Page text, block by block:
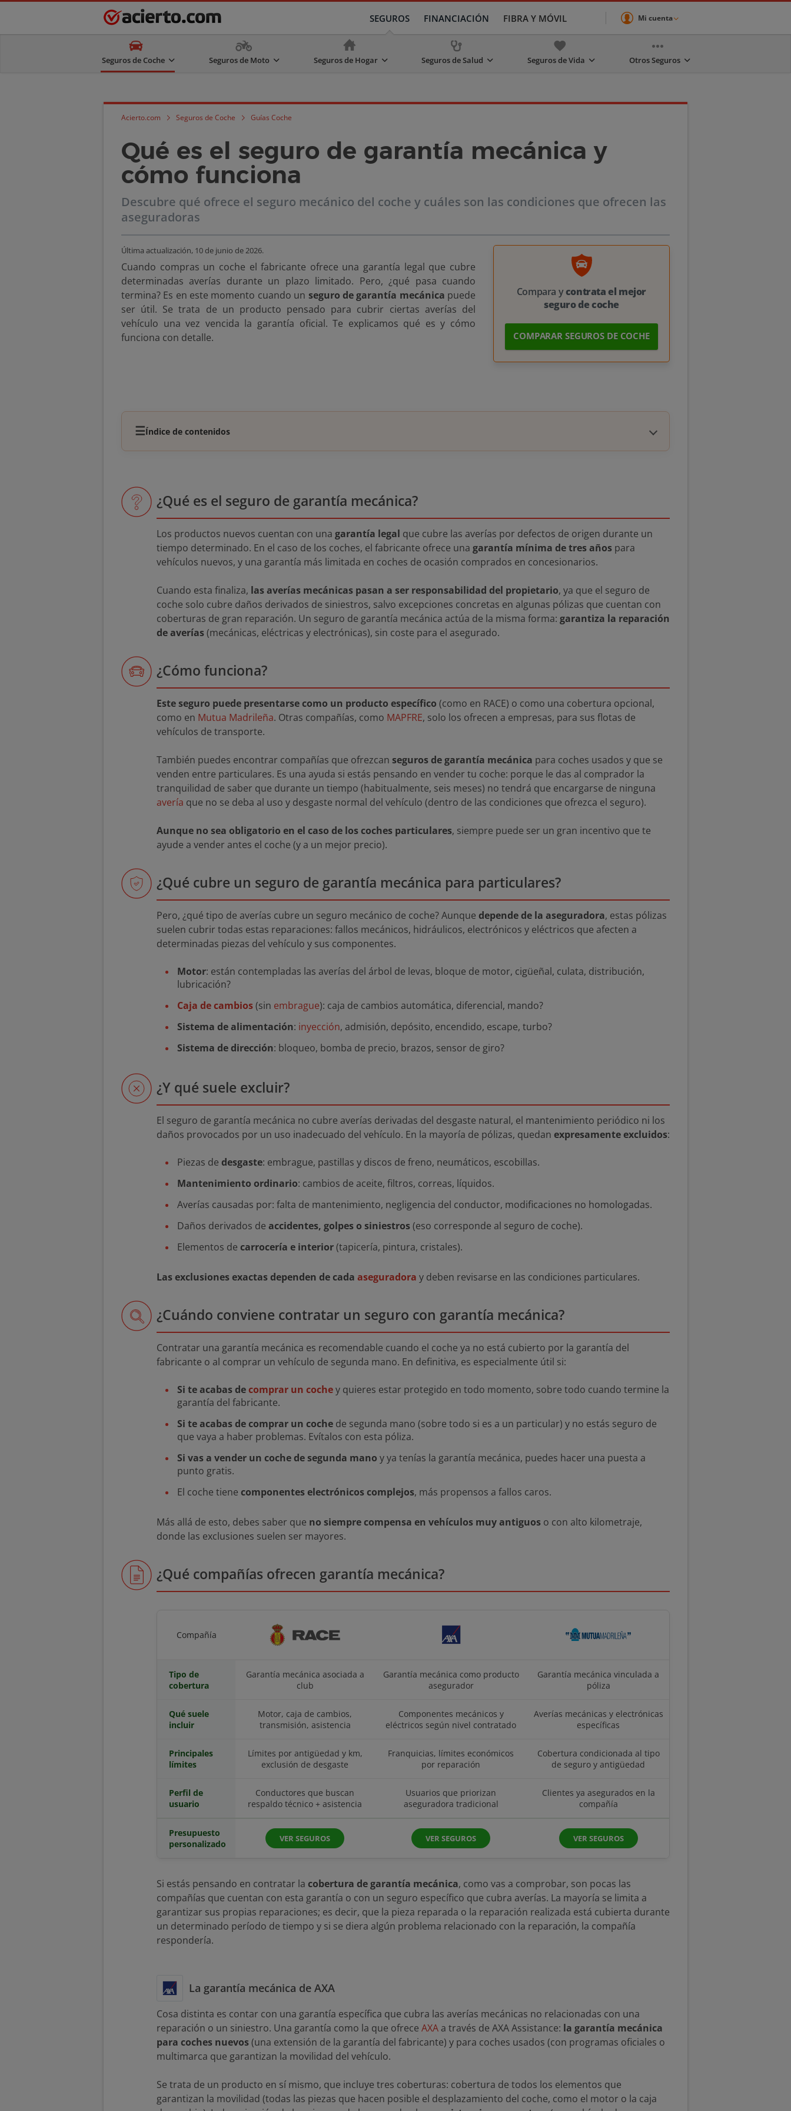
SEGUROS FINANCIACIÓN FIBRA Y MÓVIL Mi cuenta
Seguros de Coche Seguros de Moto Seguros de Hogar Seguros de Salud Seguros de Vida Otros Seguros
Acierto.com Seguros de Coche Guías Coche
Qué es el seguro de garantía mecánica y
cómo funciona
Descubre qué ofrece el seguro mecánico del coche y cuáles son las condiciones que ofrecen las
aseguradoras
Compara ycontrata el mejor
seguro de coche
COMPARAR SEGUROS DE COCHE
Última actualización, 10 de junio de 2026.
Cuando compras un coche el fabricante ofrece una garantía legal que cubre
determinadas averías durante un plazo limitado. Pero, ¿qué pasa cuando
termina? Es en este momento cuando un seguro de garantía mecánica puede
ser útil. Se trata de un producto pensado para cubrir ciertas averías del
vehículo una vez vencida la garantía oficial. Te explicamos qué es y cómo
funciona con detalle.
☰Índice de contenidos
¿Qué es el seguro de garantía mecánica?
Los productos nuevos cuentan con una garantía legal que cubre las averías por defectos de origen durante un
tiempo determinado. En el caso de los coches, el fabricante ofrece una garantía mínima de tres años para
vehículos nuevos, y una garantía más limitada en coches de ocasión comprados en concesionarios.
Cuando esta finaliza, las averías mecánicas pasan a ser responsabilidad del propietario, ya que el seguro de
coche solo cubre daños derivados de siniestros, salvo excepciones concretas en algunas pólizas que cuentan con
coberturas de gran reparación. Un seguro de garantía mecánica actúa de la misma forma: garantiza la reparación
de averías(mecánicas, eléctricas y electrónicas), sin coste para el asegurado.
¿Cómo funciona?
Este seguro puede presentarse como un producto específico (como en RACE) o como una cobertura opcional,
como en Mutua Madrileña. Otras compañías, como MAPFRE, solo los ofrecen a empresas, para sus flotas de
vehículos de transporte.
También puedes encontrar compañías que ofrezcan seguros de garantía mecánica para coches usados y que se
venden entre particulares. Es una ayuda si estás pensando en vender tu coche: porque le das al comprador la
tranquilidad de saber que durante un tiempo (habitualmente, seis meses) no tendrá que encargarse de ninguna
avería que no se deba al uso y desgaste normal del vehículo (dentro de las condiciones que ofrezca el seguro).
Aunque no sea obligatorio en el caso de los coches particulares, siempre puede ser un gran incentivo que te
ayude a vender antes el coche (y a un mejor precio).
¿Qué cubre un seguro de garantía mecánica para particulares?
Pero, ¿qué tipo de averías cubre un seguro mecánico de coche? Aunque depende de la aseguradora, estas pólizas
suelen cubrir todas estas reparaciones: fallos mecánicos, hidráulicos, electrónicos y eléctricos que afecten a
determinadas piezas del vehículo y sus componentes.
Motor: están contempladas las averías del árbol de levas, bloque de motor, cigüeñal, culata, distribución,
lubricación?
Caja de cambios(sin embrague): caja de cambios automática, diferencial, mando?
Sistema de alimentación: inyección, admisión, depósito, encendido, escape, turbo?
Sistema de dirección: bloqueo, bomba de precio, brazos, sensor de giro?
¿Y qué suele excluir?
El seguro de garantía mecánica no cubre averías derivadas del desgaste natural, el mantenimiento periódico ni los
daños provocados por un uso inadecuado del vehículo. En la mayoría de pólizas, quedan expresamente excluidos:
Piezas de desgaste: embrague, pastillas y discos de freno, neumáticos, escobillas.
Mantenimiento ordinario: cambios de aceite, filtros, correas, líquidos.
Averías causadas por: falta de mantenimiento, negligencia del conductor, modificaciones no homologadas.
Daños derivados de accidentes, golpes o siniestros(eso corresponde al seguro de coche).
Elementos de carrocería e interior(tapicería, pintura, cristales).
Las exclusiones exactas dependen de cada aseguradora y deben revisarse en las condiciones particulares.
¿Cuándo conviene contratar un seguro con garantía mecánica?
Contratar una garantía mecánica es recomendable cuando el coche ya no está cubierto por la garantía del
fabricante o al comprar un vehículo de segunda mano. En definitiva, es especialmente útil si:
Si te acabas decomprar un cochey quieres estar protegido en todo momento, sobre todo cuando termine la
garantía del fabricante.
Si te acabas de comprar un coche de segunda mano (sobre todo si es a un particular) y no estás seguro de
que vaya a haber problemas. Evítalos con esta póliza.
Si vas a vender un coche de segunda mano y ya tenías la garantía mecánica, puedes hacer una puesta a
punto gratis.
El coche tiene componentes electrónicos complejos, más propensos a fallos caros.
Más allá de esto, debes saber que no siempre compensa en vehículos muy antiguos o con alto kilometraje,
donde las exclusiones suelen ser mayores.
¿Qué compañías ofrecen garantía mecánica?
Compañía
Tipo de
cobertura
Garantía mecánica asociada a
club
Garantía mecánica como producto
asegurador
Garantía mecánica vinculada a
póliza
Qué suele
incluir
Motor, caja de cambios,
transmisión, asistencia
Componentes mecánicos y
eléctricos según nivel contratado
Averías mecánicas y electrónicas
específicas
Principales
límites
Límites por antigüedad y km,
exclusión de desgaste
Franquicias, límites económicos
por reparación
Cobertura condicionada al tipo
de seguro y antigüedad
Perfil de
usuario
Conductores que buscan
respaldo técnico + asistencia
Usuarios que priorizan
aseguradora tradicional
Clientes ya asegurados en la
compañía
Presupuesto
personalizado
VER SEGUROS VER SEGUROS VER SEGUROS
Si estás pensando en contratar la cobertura de garantía mecánica, como vas a comprobar, son pocas las
compañías que cuentan con esta garantía o con un seguro específico que cubra averías. La mayoría se limita a
garantizar sus propias reparaciones; es decir, que la pieza reparada o la reparación realizada está cubierta durante
un determinado período de tiempo y si se diera algún problema relacionado con la reparación, la compañía
respondería.
La garantía mecánica de AXA
Cosa distinta es contar con una garantía específica que cubra las averías mecánicas no relacionadas con una
reparación o un siniestro. Una garantía como la que ofrece AXA a través de AXA Assistance: la garantía mecánica
para coches nuevos(una extensión de la garantía del fabricante) y para coches usados (con programas oficiales o
multimarca que garantizan la movilidad del vehículo.
Se trata de un producto en sí mismo, que incluye tres coberturas: cobertura de todos los elementos que
garantizan la movilidad (todas las piezas que hacen posible el desplazamiento del coche, como el motor o la caja